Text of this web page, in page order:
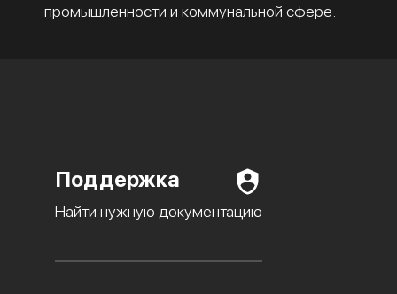
промышленности и коммунальной сфере.
Поддержка
Найти нужную документацию